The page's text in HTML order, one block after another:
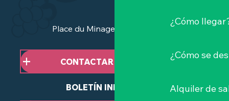
¿Cómo
¿Cómo se
Alquiler de
Place du Minage - 44190 Clisson
CONTACTAR CON NOSOTROS
BOLETÍN INFORMATIVO